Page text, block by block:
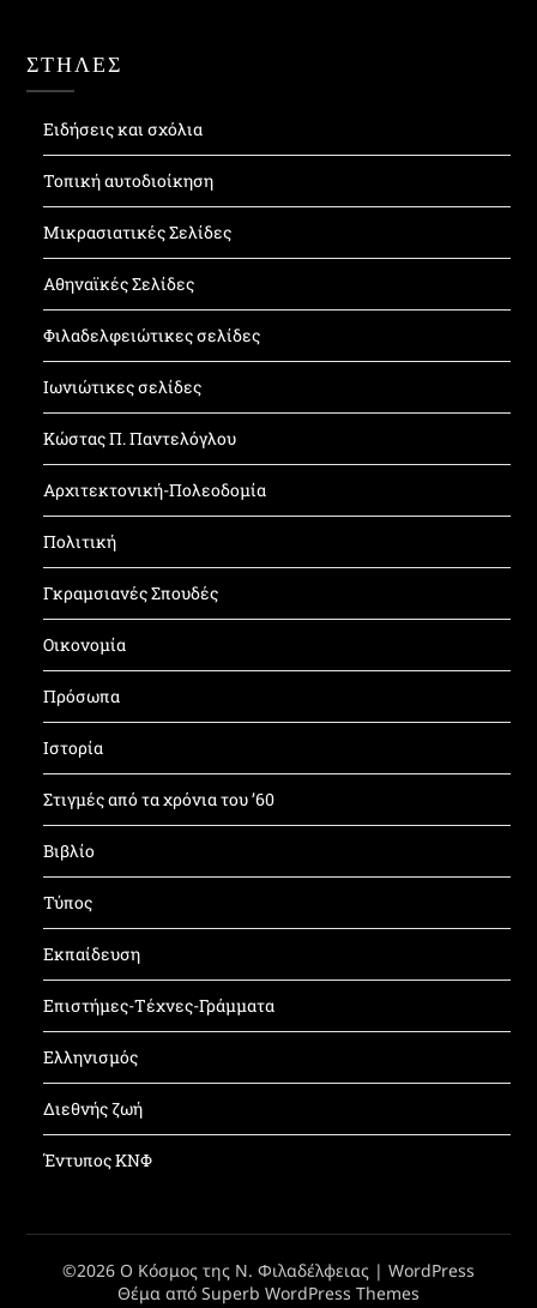
ΣΤΗΛΕΣ
Ειδήσεις και σχόλια
Τοπική αυτοδιοίκηση
Μικρασιατικές Σελίδες
Αθηναϊκές Σελίδες
Φιλαδελφειώτικες σελίδες
Ιωνιώτικες σελίδες
Κώστας Π. Παντελόγλου
Αρχιτεκτονική-Πολεοδομία
Πολιτική
Γκραμσιανές Σπουδές
Οικονομία
Πρόσωπα
Ιστορία
Στιγμές από τα χρόνια του ’60
Βιβλίο
Τύπος
Εκπαίδευση
Επιστήμες-Τέχνες-Γράμματα
Ελληνισμός
Διεθνής ζωή
Έντυπος ΚΝΦ
©2026 Ο Κόσμος της Ν. Φιλαδέλφειας | WordPress
Θέμα από Superb WordPress Themes